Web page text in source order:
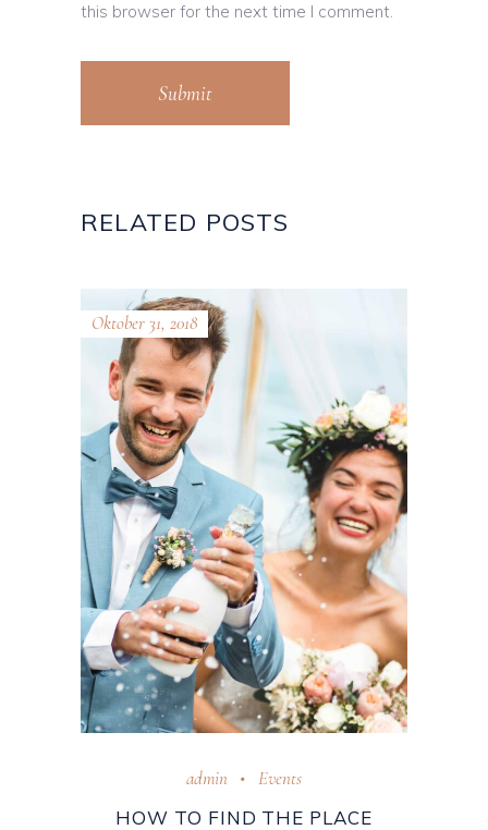
this browser for the next time I comment.
Submit
RELATED POSTS
Oktober 31, 2018
admin
Events
HOW TO FIND THE PLACE